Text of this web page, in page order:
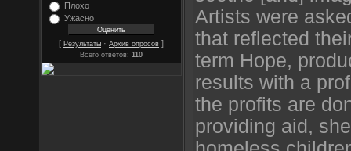
Плохо
Ужасно
[ Результаты · Архив опросов ]
Всего ответов: 110
Artists were
that reflected
term Hope,
results with a
the profits are
providing aid,